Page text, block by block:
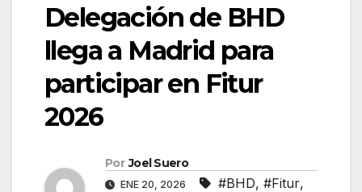
Delegación de BHD
llega a Madrid para
participar en Fitur
2026
Por Joel Suero
ENE 20, 2026 #BHD, #Fitur,